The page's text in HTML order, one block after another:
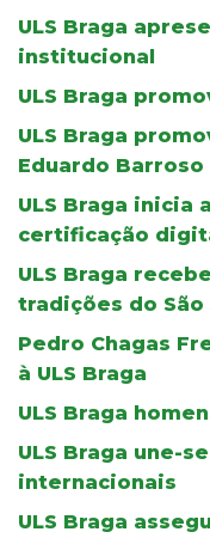
ULS Braga
institucional
ULS Braga
ULS Braga
Eduardo Barroso
ULS Braga inicia
certificação
ULS Braga
tradições do São
Pedro Chagas
à ULS Braga
ULS Braga
ULS Braga une-
internacionais
ULS Braga